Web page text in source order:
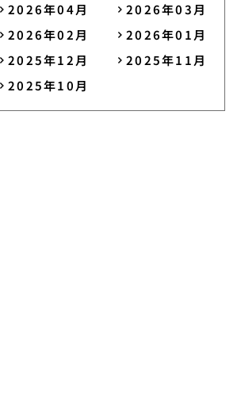
2026年04月
2026年03月
2026年02月
2026年01月
2025年12月
2025年11月
2025年10月